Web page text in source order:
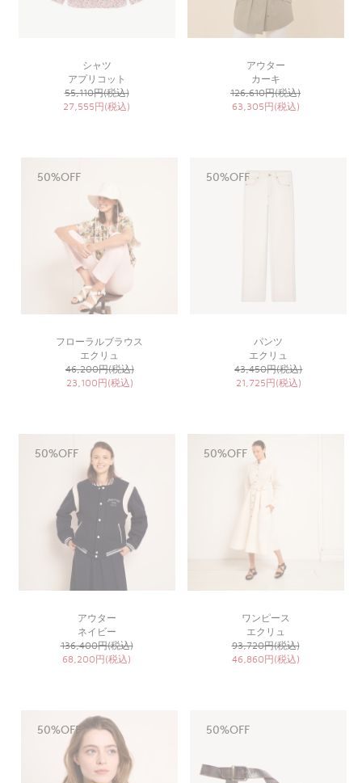
シャツ
アプリコット
55,110円(税込)
27,555円(税込)
アウター
カーキ
126,610円(税込)
63,305円(税込)
50%OFF
フローラルブラウス
エクリュ
46,200円(税込)
23,100円(税込)
50%OFF
パンツ
エクリュ
43,450円(税込)
21,725円(税込)
50%OFF
アウター
ネイビー
136,400円(税込)
68,200円(税込)
50%OFF
ワンピース
エクリュ
93,720円(税込)
46,860円(税込)
50%OFF 50%OFF